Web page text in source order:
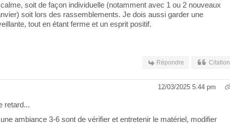
soit de façon individuelle (notamment avec 1 ou 2 nouveaux
soit lors des rassemblements. Je dois aussi garder une
tout en étant ferme et un esprit positif.
Répondre Citation
12/03/2025 5:44 pm
retard...
ambiance 3-6 sont de vérifier et entretenir le matériel, modifier